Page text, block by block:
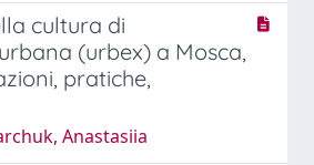
cultura di
(urbex) a Mosca,
pratiche,
Anastasiia